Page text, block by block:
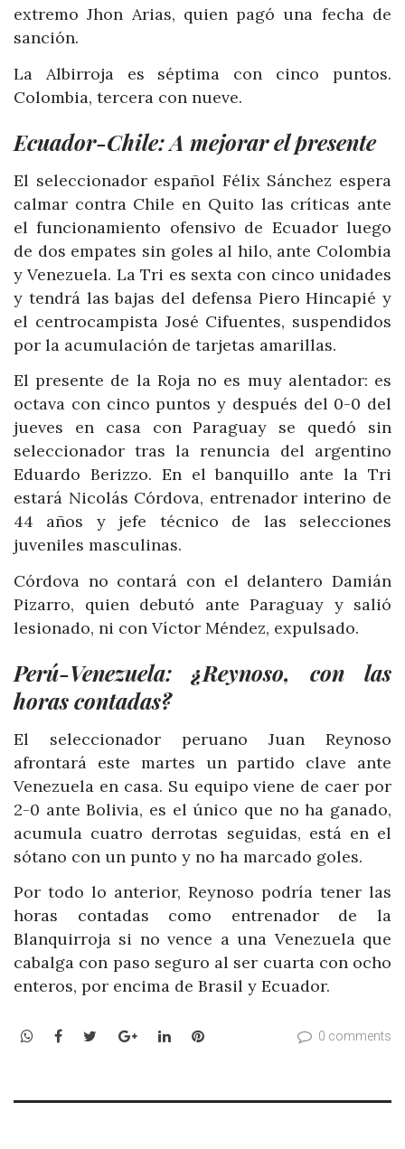
extremo Jhon Arias, quien pagó una fecha de
sanción.
La Albirroja es séptima con cinco puntos.
Colombia, tercera con nueve.
Ecuador-Chile: A mejorar el presente
El seleccionador español Félix Sánchez espera
calmar contra Chile en Quito las críticas ante
el funcionamiento ofensivo de Ecuador luego
de dos empates sin goles al hilo, ante Colombia
y Venezuela. La Tri es sexta con cinco unidades
y tendrá las bajas del defensa Piero Hincapié y
el centrocampista José Cifuentes, suspendidos
por la acumulación de tarjetas amarillas.
El presente de la Roja no es muy alentador: es
octava con cinco puntos y después del 0-0 del
jueves en casa con Paraguay se quedó sin
seleccionador tras la renuncia del argentino
Eduardo Berizzo. En el banquillo ante la Tri
estará Nicolás Córdova, entrenador interino de
44 años y jefe técnico de las selecciones
juveniles masculinas.
Córdova no contará con el delantero Damián
Pizarro, quien debutó ante Paraguay y salió
lesionado, ni con Víctor Méndez, expulsado.
Perú-Venezuela: ¿Reynoso, con las
horas contadas?
El seleccionador peruano Juan Reynoso
afrontará este martes un partido clave ante
Venezuela en casa. Su equipo viene de caer por
2-0 ante Bolivia, es el único que no ha ganado,
acumula cuatro derrotas seguidas, está en el
sótano con un punto y no ha marcado goles.
Por todo lo anterior, Reynoso podría tener las
horas contadas como entrenador de la
Blanquirroja si no vence a una Venezuela que
cabalga con paso seguro al ser cuarta con ocho
enteros, por encima de Brasil y Ecuador.
WhatsApp
Facebook
TwitterGoogle+LinkedInPinterest 0 comments